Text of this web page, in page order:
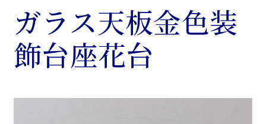
ガラス天板金色装
飾台座花台